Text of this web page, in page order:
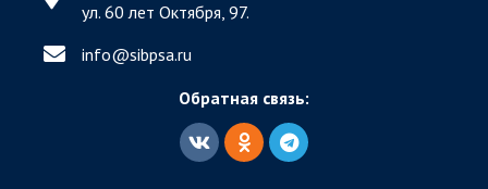
ул. 60 лет Октября, 97.
info@sibpsa.ru
Обратная связь: